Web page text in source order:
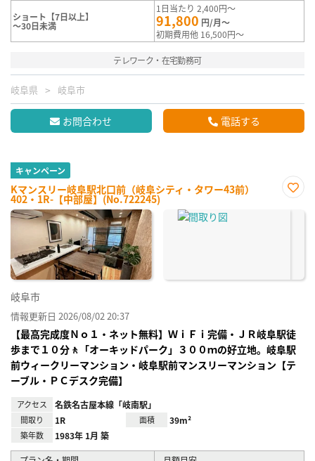
ショート【7日以上】
～30日未満
1日当たり 2,400円～
91,800 円/月～
初期費用他 16,500円～
テレワーク・在宅勤務可
岐阜県 岐阜市
お問合わせ 電話する
キャンペーン
Kマンスリー岐阜駅北口前（岐阜シティ・タワー43前）
402・1R-【中部屋】(No.722245)
に入
岐阜市
情報更新日 2026/08/02 20:37
【最高完成度Ｎｏ１・ネット無料】ＷｉＦｉ完備・ＪＲ岐阜駅徒
歩まで１０分🚶「オーキッドパーク」３００ｍの好立地。岐阜駅
前ウィークリーマンション・岐阜駅前マンスリーマンション【テ
ーブル・ＰＣデスク完備】
アクセス 名鉄名古屋本線「岐南駅」
間取り 1R 面積 39m²
築年数 1983年 1月 築